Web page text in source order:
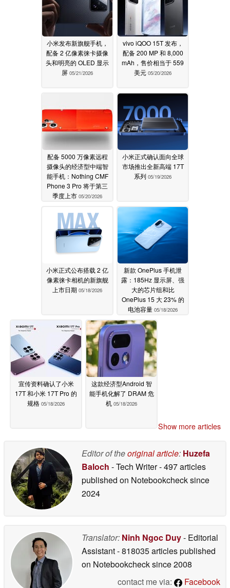
小米发布新旗舰手机，
配备 2 亿像素徕卡摄像
头和明亮的 OLED 显示
屏 05/21/2026
vivo iQOO 15T 发布，
配备 200 MP 和 8,000
mAh，售价相当于 559
美元 05/20/2026
配备 5000 万像素远程
摄像头的经济型中端智
能手机：Nothing CMF
Phone 3 Pro 将于第三
季度上市 05/20/2026
小米正式确认面向全球
市场推出全新高端 17T
系列 05/19/2026
小米正式公布搭载 2 亿
像素徕卡相机的新旗舰
上市日期 05/18/2026
新款 OnePlus 手机泄
露：185Hz 显示屏、强
大的芯片组和比
OnePlus 15 大 23% 的
电池容量 05/18/2026
宣传资料确认了小米
17T 和小米 17T Pro 的
规格 05/18/2026
这款经济型Android 智
能手机化解了 DRAM 危
机 05/18/2026
Show more articles
Editor of theoriginal article: Huzefa
Baloch - Tech Writer- 497 articles
published on Notebookchecksince
2024
Translator: Ninh Ngoc Duy- Editorial
Assistant- 818035 articles published
on Notebookchecksince 2008
contact me via:
Facebook